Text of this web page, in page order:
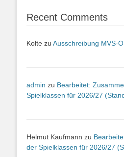
Recent Comments
Kolte zu Ausschreibung MVS-
admin zu Bearbeitet:
Spielklassen für 2026/27
Helmut Kaufmann zu
der Spielklassen für 2026/27